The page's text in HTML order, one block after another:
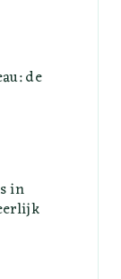
de
in